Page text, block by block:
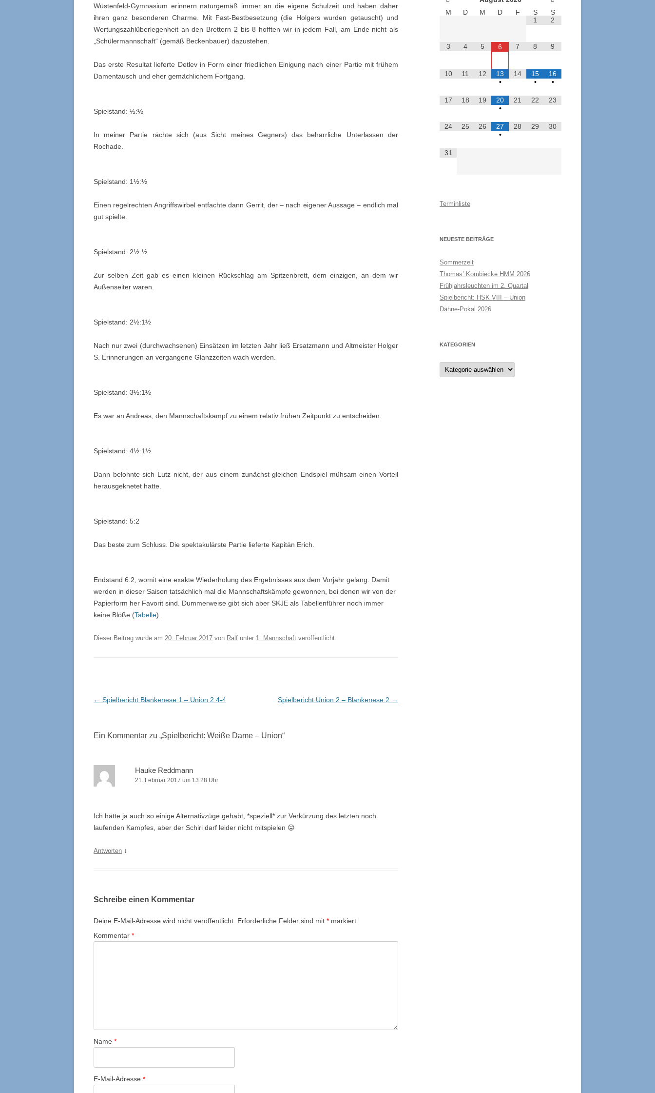
6. MANNSCHAFT
WERTUNGSZAHLEN
2017
2014
2013
Wüstenfeld-Gymnasium erinnern naturgemäß immer an die eigene Schulzeit und haben daher
ihren ganz besonderen Charme. Mit Fast-Bestbesetzung (die Holgers wurden getauscht) und
Wertungszahlüberlegenheit an den Brettern 2 bis 8 hofften wir in jedem Fall, am Ende nicht als
„Schülermannschaft“ (gemäß Beckenbauer) dazustehen.
Das erste Resultat lieferte Detlev in Form einer friedlichen Einigung nach einer Partie mit frühem
Damentausch und eher gemächlichem Fortgang.
Spielstand: ½:½
In meiner Partie rächte sich (aus Sicht meines Gegners) das beharrliche Unterlassen der
Rochade.
Spielstand: 1½:½
Einen regelrechten Angriffswirbel entfachte dann Gerrit, der – nach eigener Aussage – endlich mal
gut spielte.
Spielstand: 2½:½
Zur selben Zeit gab es einen kleinen Rückschlag am Spitzenbrett, dem einzigen, an dem wir
Außenseiter waren.
Spielstand: 2½:1½
Nach nur zwei (durchwachsenen) Einsätzen im letzten Jahr ließ Ersatzmann und Altmeister Holger
S. Erinnerungen an vergangene Glanzzeiten wach werden.
Spielstand: 3½:1½
Es war an Andreas, den Mannschaftskampf zu einem relativ frühen Zeitpunkt zu entscheiden.
Spielstand: 4½:1½
Dann belohnte sich Lutz nicht, der aus einem zunächst gleichen Endspiel mühsam einen Vorteil
herausgeknetet hatte.
Spielstand: 5:2
Das beste zum Schluss. Die spektakulärste Partie lieferte Kapitän Erich.
Endstand 6:2, womit eine exakte Wiederholung des Ergebnisses aus dem Vorjahr gelang. Damit
werden in dieser Saison tatsächlich mal die Mannschaftskämpfe gewonnen, bei denen wir von der
Papierform her Favorit sind. Dummerweise gibt sich aber SKJE als Tabellenführer noch immer
keine Blöße (Tabelle).
Dieser Beitrag wurde am 20. Februar 2017 von Ralf unter 1. Mannschaft veröffentlicht.
Beitragsnavigation
← Spielbericht Blankenese 1 – Union 2 4-4 Spielbericht Union 2 – Blankenese 2 →
Ein Kommentar zu „Spielbericht: Weiße Dame – Union“
Hauke Reddmann
21. Februar 2017 um 13:28 Uhr
Ich hätte ja auch so einige Alternativzüge gehabt, *speziell* zur Verkürzung des letzten noch
laufenden Kampfes, aber der Schiri darf leider nicht mitspielen 😛
Antworten ↓
Schreibe einen Kommentar
Deine E-Mail-Adresse wird nicht veröffentlicht. Erforderliche Felder sind mit * markiert
Kommentar *
Name *
E-Mail-Adresse *
M
D M D F S
S
1
2
3 4 5 6 7 8 9
10 11 12
13
•
14
15
•
16
•
17 18 19
20
•
21 22 23
24 25 26
27
•
28 29 30
31
Terminliste
NEUESTE BEITRÄGE
Sommerzeit
Thomas’ Kombiecke HMM 2026
Frühjahrsleuchten im 2. Quartal
Spielbericht: HSK VIII – Union
Dähne-Pokal 2026
KATEGORIEN
Kategorien